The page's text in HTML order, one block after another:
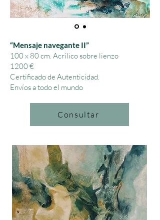
“Mensaje navegante II”
100 x 80 cm. Acrílico sobre lienzo
1200 €
Certificado de Autenticidad.
Envíos a todo el mundo
Consultar